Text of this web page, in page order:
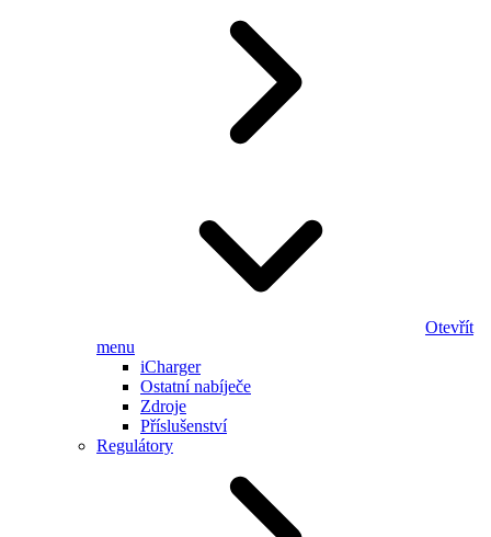
Otevřít
menu
iCharger
Ostatní nabíječe
Zdroje
Příslušenství
Regulátory